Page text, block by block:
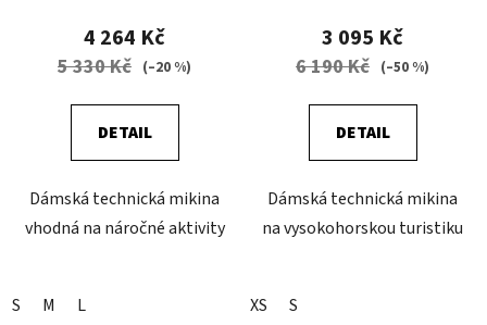
4 264 Kč
5 330 Kč (–20 %)
DETAIL
Dámská technická mikina
vhodná na náročné aktivity
S M L
3 095 Kč
6 190 Kč (–50 %)
DETAIL
Dámská technická mikina
na vysokohorskou turistiku
XS S